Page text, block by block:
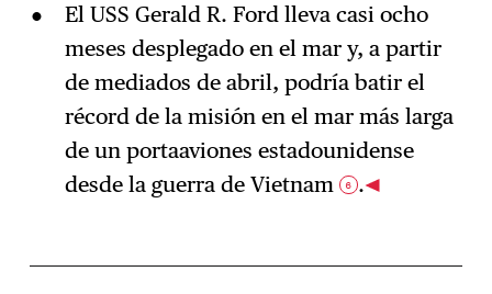
El USS Gerald R. Ford lleva casi ocho
meses desplegado en el mar y, a partir
de mediados de abril, podría batir el
récord de la misión en el mar más larga
de un portaaviones estadounidense
desde la guerra de Vietnam
6 .